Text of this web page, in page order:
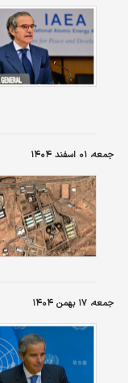
جمعه، ۰۱ اسفند ۱۴۰۴
جمعه، ۱۷ بهمن ۱۴۰۴